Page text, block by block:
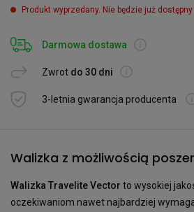
Produkt wyprzedany. Nie będzie już dostępny
Darmowa dostawa
Zwrot do 30 dni
3-letnia gwarancja producenta
Walizka z możliwością
Walizka Travelite Vector to wysokiej
oczekiwaniom nawet najbardziej